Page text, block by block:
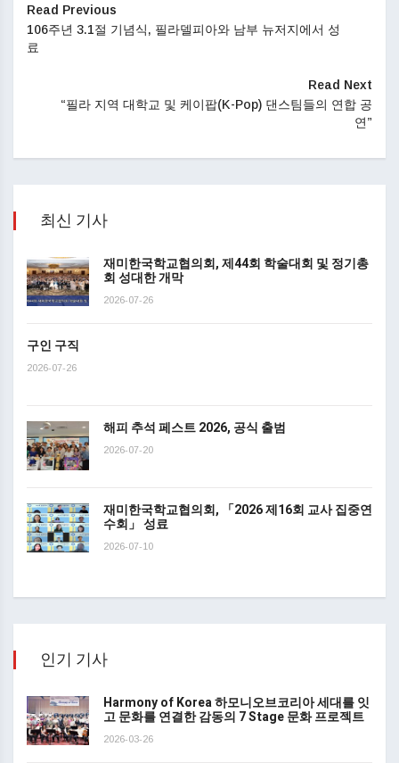
Read Previous
106주년 3.1절 기념식, 필라델피아와 남부 뉴저지에서 성
료
Read Next
“필라 지역 대학교 및 케이팝(K-Pop) 댄스팀들의 연합 공
연”
최신 기사
재미한국학교협의회, 제44회 학술대회 및 정기총
회 성대한 개막
2026-07-26
구인 구직
2026-07-26
해피 추석 페스트 2026, 공식 출범
2026-07-20
재미한국학교협의회, 「2026 제16회 교사 집중연
수회」 성료
2026-07-10
인기 기사
Harmony of Korea 하모니오브코리아 세대를 잇
고 문화를 연결한 감동의 7 Stage 문화 프로젝트
2026-03-26